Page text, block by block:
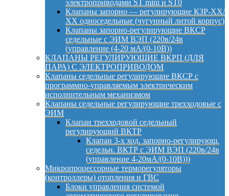
электроприводами ST mini и ST0
Клапаны запорно — регулирующие КЗР-ХХ/
ХХ односедельные (чугунный литой корпус)
Клапаны запорно-регулирующие ВКСР
седельные с ЭИМ ВЭП (220в/24в
(управление (4-20 мА/(0-10В))
КЛАПАНЫ РЕГУЛИРУЮЩИЕ ВКРП (ДЛЯ
ПАРА) С ЭЛЕКТРОПРИВОДОМ
Клапаны седельные регулирующие ВКСР с
программно-управляемым электрическим
исполнительным механизмом
Клапаны седельные регулирующие трехходовые с
ЭИМ
Клапан трехходовой седельный
регулирующий ВКТР
Клапан 3-х ход. запорно-регулирующ.
седельн. ВКТР с ЭИМ ВЭП (220в/24в
(управление 4-20мА/(0-10В)))
Микропроцессорные терморегуляторы
(контроллеры) отопления и ГВС
Блоки управления системой